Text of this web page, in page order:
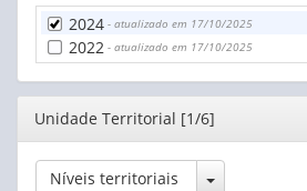
2024 - atualizado em 17/10/2025
2022 - atualizado em 17/10/2025
Editor
Unidade Territorial [1/6]
Níveis territoriais Toggle